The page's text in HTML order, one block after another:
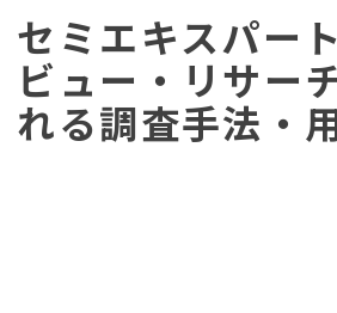
セミエキスパー
ビュー・リサー
れる調査手法・